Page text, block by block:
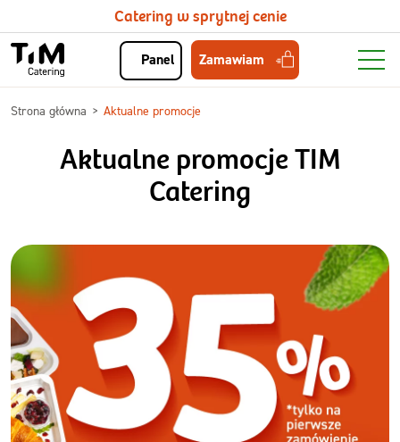
Catering w sprytnej cenie
Panel Zamawiam
Strona główna Aktualne promocje
Aktualne promocje TIM
Catering